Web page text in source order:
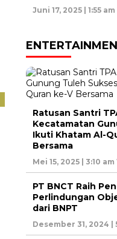
Juni 17, 2025 | 1:55
Ratusan Santri
Kecatamatan
Ikuti Khatam Al-
Bersama
Mei 15, 2025 | 3:10 am
PT BNCT Raih
Perlindungan
dari BNPT
Desember 31, 2024 |